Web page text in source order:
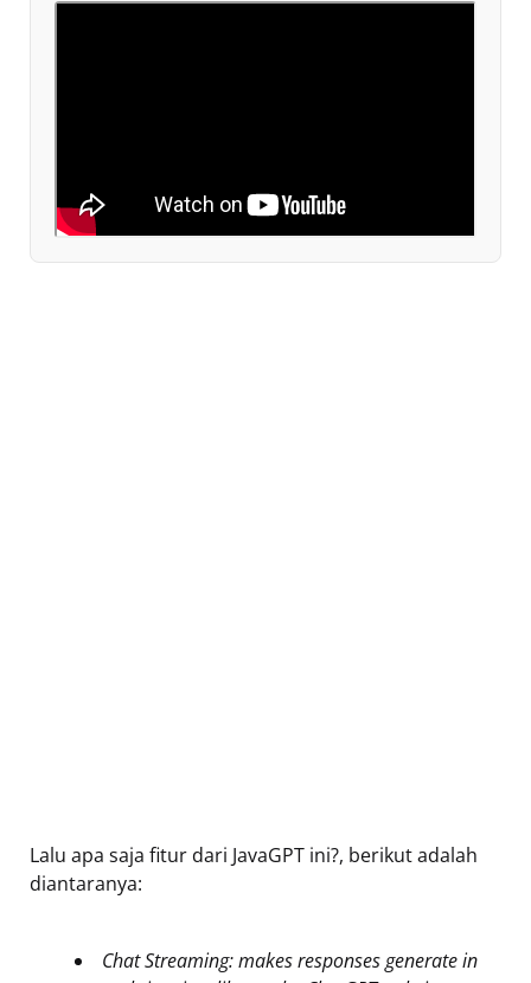
Lalu apa saja fitur dari JavaGPT ini?, berikut adalah
diantaranya:
Chat Streaming: makes responses generate in